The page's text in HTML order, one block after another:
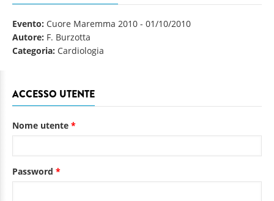
Evento: Cuore Maremma 2010 - 01/10/2010
Autore: F. Burzotta
Categoria: Cardiologia
ACCESSO UTENTE
Nome utente *
Password *